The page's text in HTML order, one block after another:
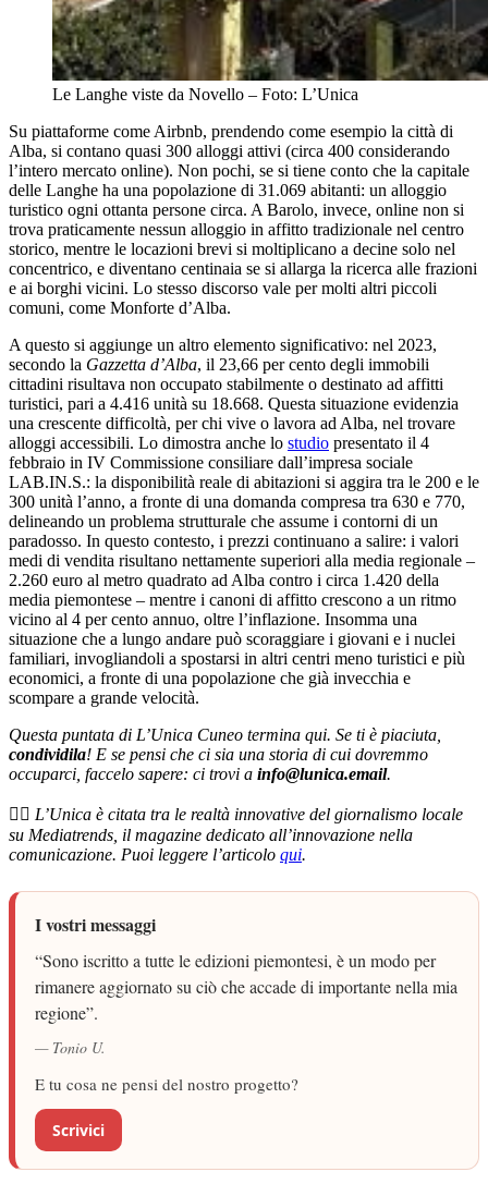
Le Langhe viste da Novello – Foto: L’Unica
Su piattaforme come Airbnb, prendendo come esempio la città di
Alba, si contano quasi 300 alloggi attivi (circa 400 considerando
l’intero mercato online). Non pochi, se si tiene conto che la capitale
delle Langhe ha una popolazione di 31.069 abitanti: un alloggio
turistico ogni ottanta persone circa. A Barolo, invece, online non si
trova praticamente nessun alloggio in affitto tradizionale nel centro
storico, mentre le locazioni brevi si moltiplicano a decine solo nel
concentrico, e diventano centinaia se si allarga la ricerca alle frazioni
e ai borghi vicini. Lo stesso discorso vale per molti altri piccoli
comuni, come Monforte d’Alba.
A questo si aggiunge un altro elemento significativo: nel 2023,
secondo la Gazzetta d’Alba, il 23,66 per cento degli immobili
cittadini risultava non occupato stabilmente o destinato ad affitti
turistici, pari a 4.416 unità su 18.668. Questa situazione evidenzia
una crescente difficoltà, per chi vive o lavora ad Alba, nel trovare
alloggi accessibili. Lo dimostra anche lo studio presentato il 4
febbraio in IV Commissione consiliare dall’impresa sociale
LAB.IN.S.: la disponibilità reale di abitazioni si aggira tra le 200 e le
300 unità l’anno, a fronte di una domanda compresa tra 630 e 770,
delineando un problema strutturale che assume i contorni di un
paradosso. In questo contesto, i prezzi continuano a salire: i valori
medi di vendita risultano nettamente superiori alla media regionale –
2.260 euro al metro quadrato ad Alba contro i circa 1.420 della
media piemontese – mentre i canoni di affitto crescono a un ritmo
vicino al 4 per cento annuo, oltre l’inflazione. Insomma una
situazione che a lungo andare può scoraggiare i giovani e i nuclei
familiari, invogliandoli a spostarsi in altri centri meno turistici e più
economici, a fronte di una popolazione che già invecchia e
scompare a grande velocità.
Questa puntata di L’Unica Cuneo termina qui. Se ti è piaciuta,
condividila! E se pensi che ci sia una storia di cui dovremmo
occuparci, faccelo sapere: ci trovi a info@lunica.email.
👉🏼 L’Unica è citata tra le realtà innovative del giornalismo locale
su Mediatrends, il magazine dedicato all’innovazione nella
comunicazione. Puoi leggere l’articolo qui.
I vostri messaggi
“Sono iscritto a tutte le edizioni piemontesi, è un modo per
rimanere aggiornato su ciò che accade di importante nella mia
regione”.
— Tonio U.
E tu cosa ne pensi del nostro progetto?
Scrivici